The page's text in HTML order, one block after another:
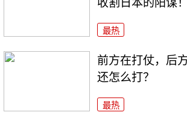
收割日本的阳谋！
最热
前方在打仗，后
还怎么打？
最热